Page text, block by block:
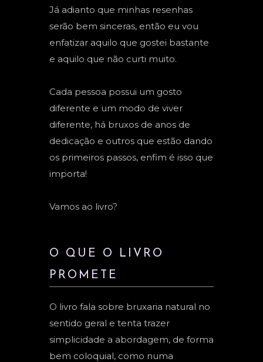
Já adianto que minhas resenhas
serão bem sinceras, então eu vou
enfatizar aquilo que gostei bastante
e aquilo que não curti muito.
Cada pessoa possui um gosto
diferente e um modo de viver
diferente, há bruxos de anos de
dedicação e outros que estão dando
os primeiros passos, enfim é isso que
importa!
Vamos ao livro?
O QUE O LIVRO
PROMETE
O livro fala sobre bruxaria natural no
sentido geral e tenta trazer
simplicidade a abordagem, de forma
bem coloquial, como numa